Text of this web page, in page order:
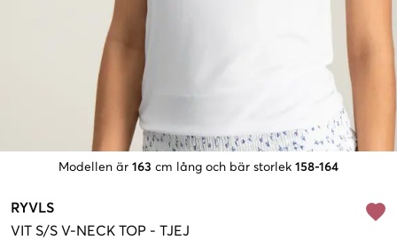
Modellen är 163 cm lång och bär storlek 158-164
RYVLS
VIT S/S V-NECK TOP - TJEJ